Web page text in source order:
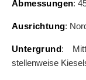
Abmessungen:
Ausrichtung:
Untergrund:
stellenweise